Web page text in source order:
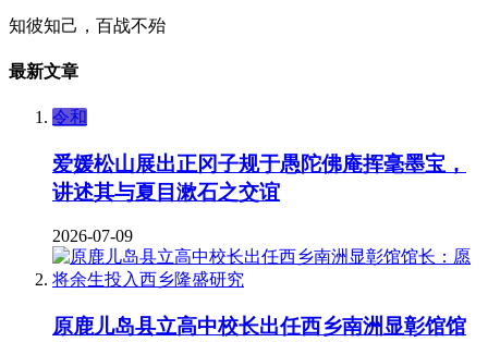
知彼知己，百战不殆
最新文章
令和
爱媛松山展出正冈子规于愚陀佛庵挥毫墨宝，
讲述其与夏目漱石之交谊
2026-07-09
原鹿儿岛县立高中校长出任西乡南洲显彰馆馆